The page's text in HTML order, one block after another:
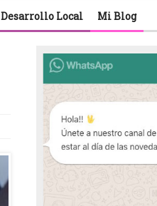
Desarrollo Local Mi Blog